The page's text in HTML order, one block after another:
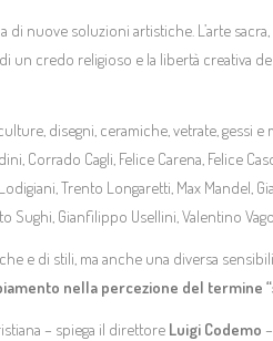
nuove soluzioni artistiche. L’arte
credo religioso e la libertà creativa
disegni, ceramiche, vetrate, gessi
Corrado Cagli, Felice Carena, Felice
Trento Longaretti, Max Mandel,
Gianfilippo Usellini, Valentino
e di stili, ma anche una diversa
nella percezione del termine
– spiega il direttore Luigi Codemo